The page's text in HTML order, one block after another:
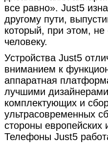
все равно». Just5
другому пути,
который, при этом,
человеку.
Устройства Just5
вниманием к
аппаратная
лучшими
комплектующих и
ультрасовременных
стороны европейских
Телефоны Just5